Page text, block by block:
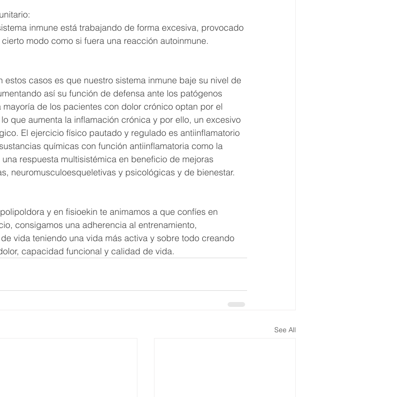
inmune está trabajando de forma excesiva, provocado
modo como si fuera una reacción autoinmune.
estos casos es que nuestro sistema inmune baje su nivel de
así su función de defensa ante los patógenos
de los pacientes con dolor crónico optan por el
que aumenta la inflamación crónica y por ello, un excesivo
El ejercicio físico pautado y regulado es antiinflamatorio
químicas con función antiinflamatoria como la
respuesta multisistémica en beneficio de mejoras
neuromusculoesqueletivas y psicológicas y de bienestar.
y en fisioekin te animamos a que confíes en
consigamos una adherencia al entrenamiento,
vida teniendo una vida más activa y sobre todo creando
capacidad funcional y calidad de vida.
See All